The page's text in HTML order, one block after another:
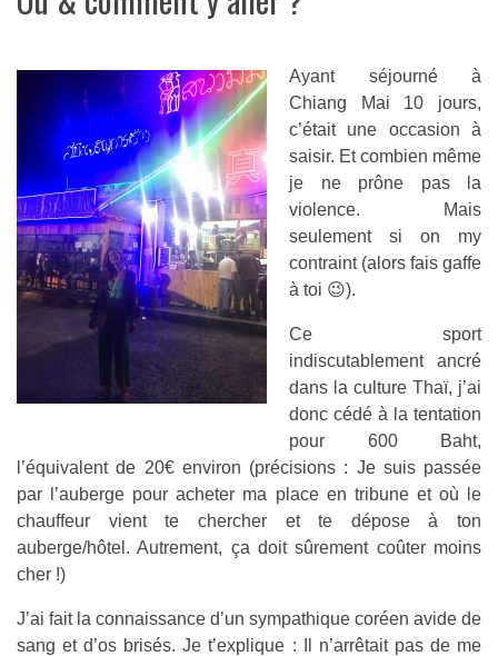
Ayant séjourné à
Chiang Mai 10 jours,
c’était une occasion à
saisir. Et combien même
je ne prône pas la
violence. Mais
seulement si on my
contraint (alors fais gaffe
à toi 😉).
Ce sport
indiscutablement ancré
dans la culture Thaï, j’ai
donc cédé à la tentation
pour 600 Baht,
l’équivalent de 20€ environ (précisions : Je suis passée
par l’auberge pour acheter ma place en tribune et où le
chauffeur vient te chercher et te dépose à ton
auberge/hôtel. Autrement, ça doit sûrement coûter moins
cher !)
J’ai fait la connaissance d’un sympathique coréen avide de
sang et d’os brisés. Je t’explique : Il n’arrêtait pas de me